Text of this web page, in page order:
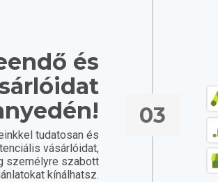
03
és
tudatosan és
vásárlóidat,
személyre szabott
kínálhatsz.